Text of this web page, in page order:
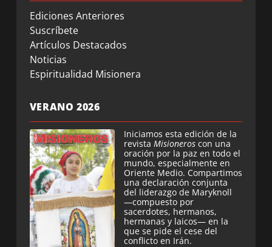
Ediciones Anteriores
Suscríbete
Artículos Destacados
Noticias
Espiritualidad Misionera
VERANO 2026
Iniciamos esta edición de la
revista Misioneros con una
oración por la paz en todo el
mundo, especialmente en
Oriente Medio. Compartimos
una declaración conjunta
del liderazgo de Maryknoll
—compuesto por
sacerdotes, hermanos,
hermanas y laicos— en la
que se pide el cese del
conflicto en Irán.